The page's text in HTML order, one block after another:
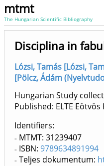
mtmt
The Hungarian Scientific Bibliography
Disciplina in
Lózsi, Tamás [Lózsi,
[Pölcz, Ádám
Hungarian Study
Published: ELTE
Identifiers
MTMT: 31239407
ISBN: 9789634891994
Teljes dokumentum: